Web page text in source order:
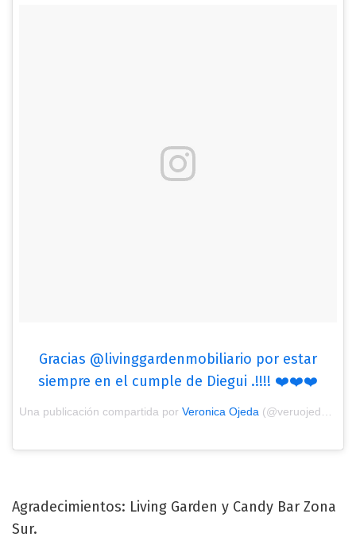
Gracias @livinggardenmobiliario por estar
siempre en el cumple de Diegui .!!!! ❤️❤️❤️
Una publicación compartida por Veronica Ojeda (@veruojeda25) el
Agradecimientos: Living Garden y Candy Bar Zona
Sur.